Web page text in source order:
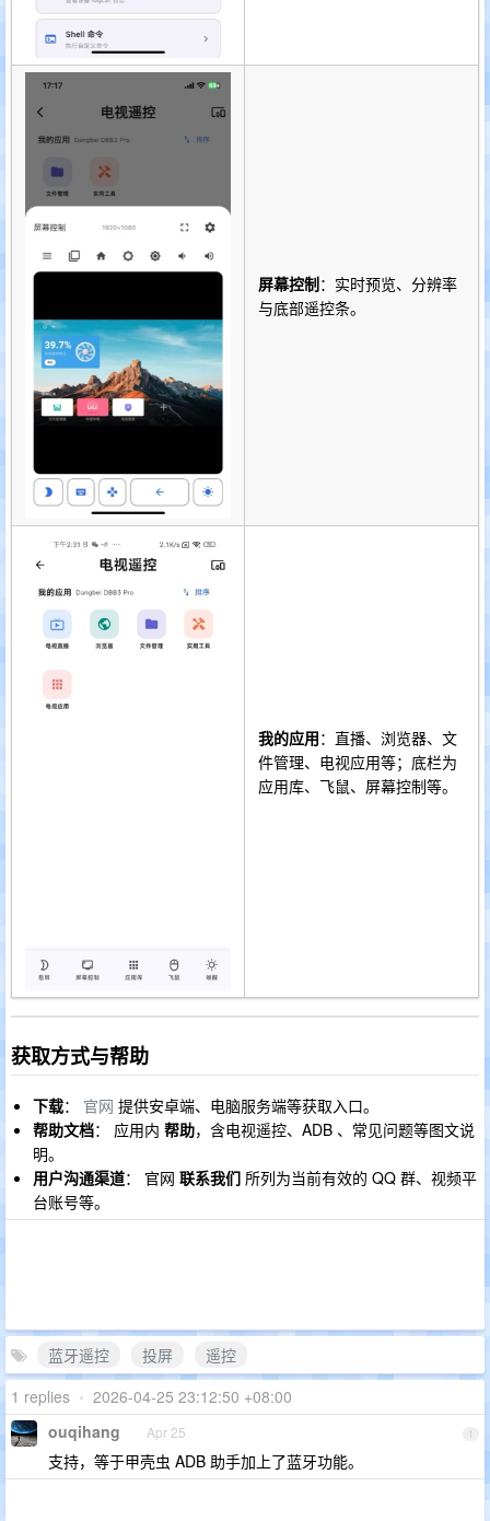
屏幕控制：实时预览、分辨率
与底部遥控条。
我的应用：直播、浏览器、文
件管理、电视应用等；底栏为
应用库、飞鼠、屏幕控制等。
获取方式与帮助
下载： 官网 提供安卓端、电脑服务端等获取入口。
帮助文档： 应用内 帮助，含电视遥控、ADB 、常见问题等图文说
明。
用户沟通渠道： 官网 联系我们 所列为当前有效的 QQ 群、视频平
台账号等。
蓝牙遥控 投屏
遥控
1 replies • 2026-04-25 23:12:50 +08:00
1
ouqihang Apr 25
支持，等于甲壳虫 ADB 助手加上了蓝牙功能。